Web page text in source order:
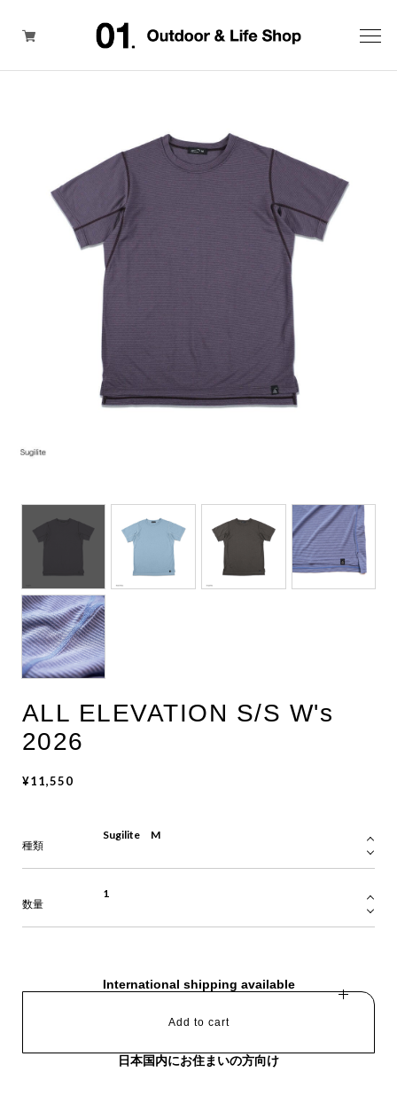
BRAND
SALE
ALL ELEVATION S/S W's
2026
¥11,550
種類
数量
International shipping available
Add to cart
日本国内にお住まいの方向け